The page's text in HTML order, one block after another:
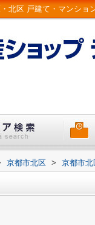
北区 戸建て・マンショ
京都市北区 > 京都市